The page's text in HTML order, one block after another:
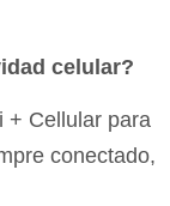
celular?
+ Cellular para
conectado,